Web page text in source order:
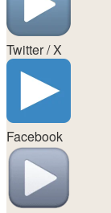
Twitter / X
Facebook